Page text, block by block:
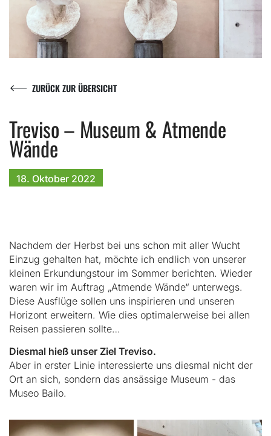
ZURÜCK ZUR ÜBERSICHT
Treviso – Museum & Atmende
Wände
18. Oktober 2022
Nachdem der Herbst bei uns schon mit aller Wucht
Einzug gehalten hat, möchte ich endlich von unserer
kleinen Erkundungstour im Sommer berichten. Wieder
waren wir im Auftrag „Atmende Wände“ unterwegs.
Diese Ausflüge sollen uns inspirieren und unseren
Horizont erweitern. Wie dies optimalerweise bei allen
Reisen passieren sollte…
Diesmal hieß unser Ziel Treviso.
Aber in erster Linie interessierte uns diesmal nicht der
Ort an sich, sondern das ansässige Museum - das
Museo Bailo.